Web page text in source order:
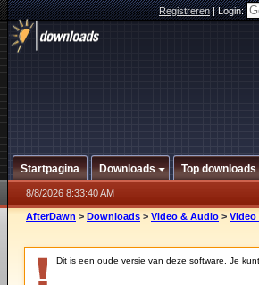
Registreren|Login:
Startpagina Downloads Top downloads
8/8/2026 8:33:40 AM
AfterDawn > Downloads > Video & Audio > Video
Dit is een oude versie van deze software. Je